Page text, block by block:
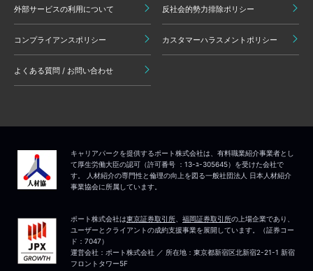
外部サービスの利用について 反社会的勢力排除ポリシー
コンプライアンスポリシー カスタマーハラスメントポリシー
よくある質問 / お問い合わせ